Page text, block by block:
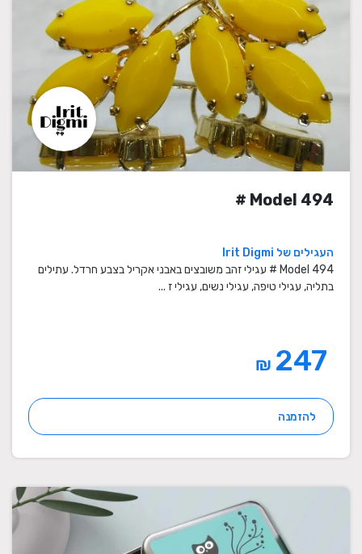
Model 494 #
העגילים של Irit Digmi
Model 494 # עגילי זהב משובצים באבני אקריל בצבע חרדל. עתילים
בתליה, עגילי טיפה, עגילי נשים, עגילי ז ...
₪
להזמנה